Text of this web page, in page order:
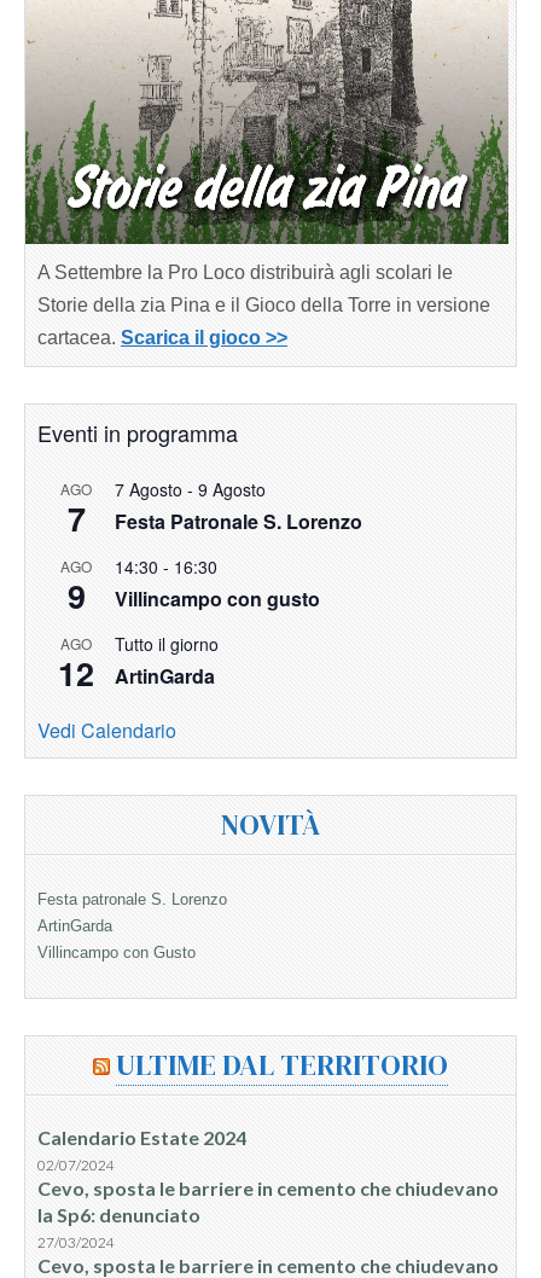
A Settembre la Pro Loco distribuirà agli scolari le
Storie della zia Pina e il Gioco della Torre in versione
cartacea. Scarica il gioco >>
Eventi in programma
AGO
7
7 Agosto - 9 Agosto
Festa Patronale S. Lorenzo
AGO
9
14:30 - 16:30
Villincampo con gusto
AGO
12
Tutto il giorno
ArtinGarda
Vedi Calendario
NOVITÀ
Festa patronale S. Lorenzo
ArtinGarda
Villincampo con Gusto
ULTIME DAL TERRITORIO
Calendario Estate 2024
02/07/2024
Cevo, sposta le barriere in cemento che chiudevano
la Sp6: denunciato
27/03/2024
Cevo, sposta le barriere in cemento che chiudevano